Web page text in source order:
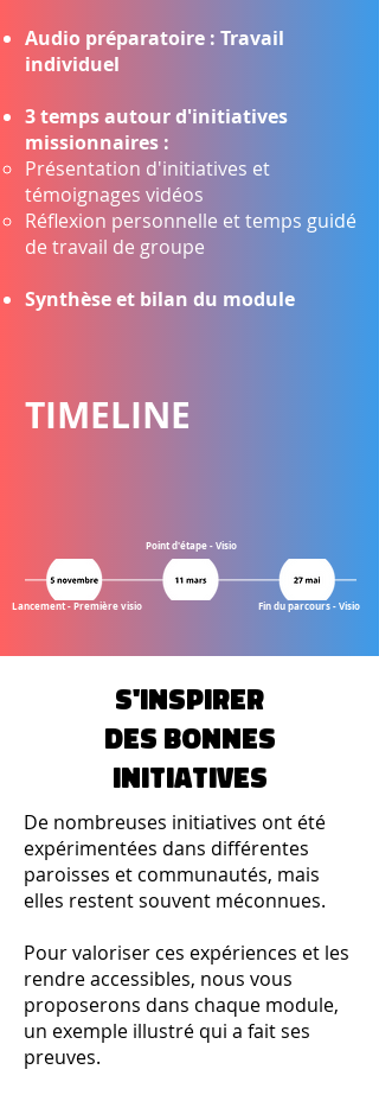
Audio préparatoire : Travail
individuel
3 temps autour d'initiatives
missionnaires :
Présentation d'initiatives et
témoignages vidéos
Réflexion personnelle et temps guidé
de travail de groupe
Synthèse et bilan du module
TIMELINE
Lancement - Première visio
Point d'étape - Visio
Fin du parcours - Visio
S'inspirer
des bonnes
initiatives
De nombreuses initiatives ont été
expérimentées dans différentes
paroisses et communautés, mais
elles restent souvent méconnues.
Pour valoriser ces expériences et les
rendre accessibles, nous vous
proposerons dans chaque module,
un exemple illustré qui a fait ses
preuves.